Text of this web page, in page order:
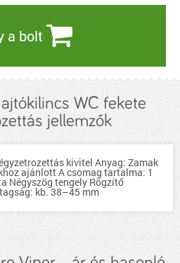
a bolt
WC fekete
jellemzők
kivitel Anyag: Zamak
ajánlott A csomag tartalma: 1
Négyszög tengely Rögzítő
kb. 38–45 mm